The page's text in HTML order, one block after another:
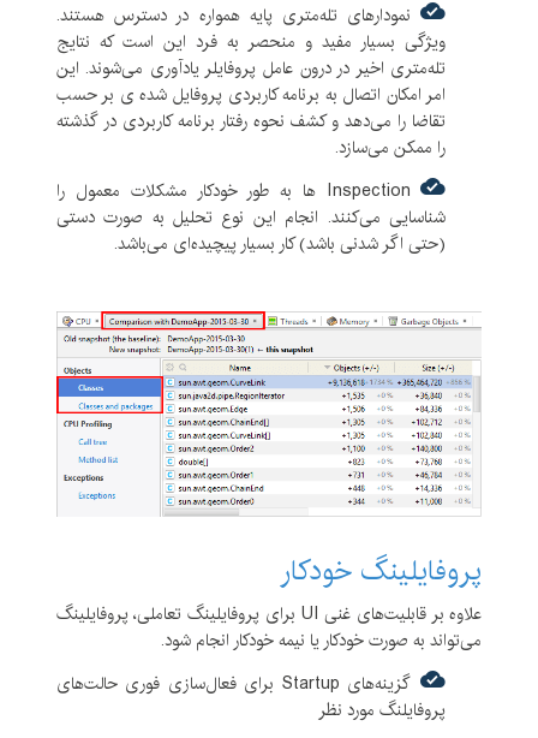
نمودارهای تله‌متری پایه همواره در دسترس هستند.
ویژگی بسیار مفید و منحصر به فرد این است که نتایج
تله‌متری اخیر در درون عامل پروفایلر یادآوری می‌شوند. این
امر امکان اتصال به برنامه کاربردی پروفایل شده ی بر حسب
تقاضا را می‌دهد و کشف نحوه رفتار برنامه کاربردی در گذشته
را ممکن می‌سازد.
Inspection ها به طور خودکار مشکلات معمول را
شناسایی می‌کنند. انجام این نوع تحلیل به صورت دستی
(حتی اگر شدنی باشد) کار بسیار پیچیده‌ای می‌باشد.
پروفایلینگ خودکار
علاوه بر قابلیت‌‌های غنی UI برای پروفایلینگ تعاملی، پروفایلینگ
می‌تواند به صورت خودکار یا نیمه خودکار انجام شود.
گزینه‌های Startup برای فعال‌سازی فوری حالت‌های
پروفایلنگ مورد نظر